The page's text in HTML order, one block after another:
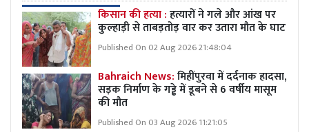
किसान की हत्या :हत्यारों ने गले और आंख पर
कुल्हाड़ी से ताबड़तोड़ वार कर उतारा मौत के घाट
Published On 02 Aug 2026 21:48:04
Bahraich News:मिहींपुरवा में दर्दनाक हादसा,
सड़क निर्माण के गड्ढे में डूबने से 6 वर्षीय मासूम
की मौत
Published On 03 Aug 2026 11:21:05